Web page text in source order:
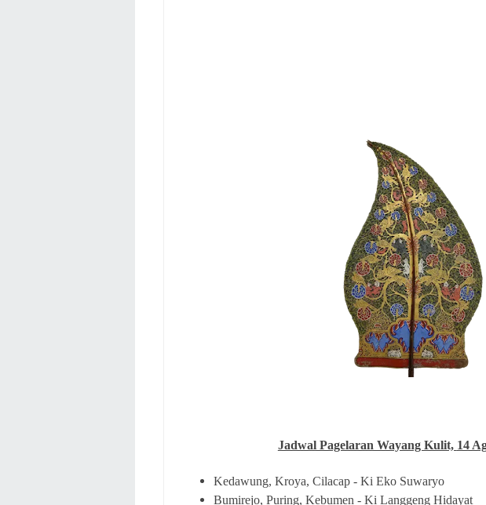
Jadwal Pagelaran Wayang Kulit, 14
Kedawung, Kroya, Cilacap - Ki Eko Suwaryo
Bumirejo, Puring, Kebumen - Ki Langgeng Hidayat